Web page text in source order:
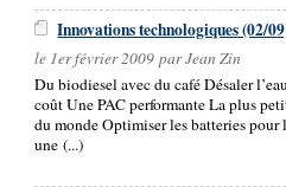
Innovations technologiques (02/
le 1er février 2009 par Jean Zin
Du biodiesel avec du café Désaler
coût Une PAC performante La plus
du monde Optimiser les batteries pour
une (...)